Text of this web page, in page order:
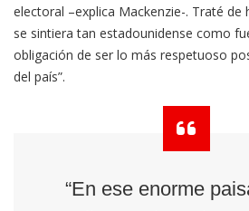
electoral –explica Mackenzie-. Traté de
se sintiera tan estadounidense como
obligación de ser lo más respetuoso
del país”.
“En ese enorme